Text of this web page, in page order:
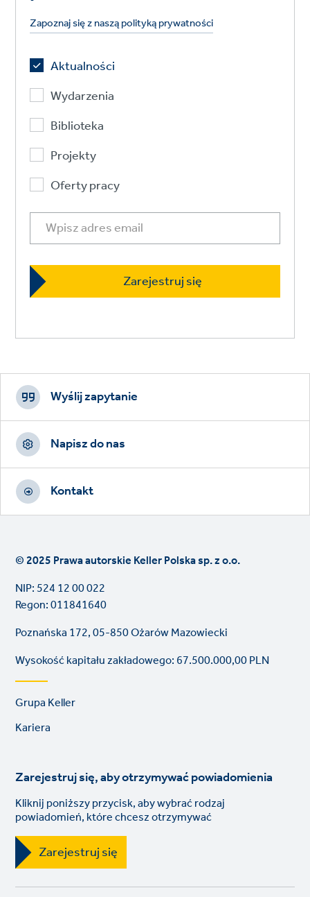
Zapoznaj się z naszą polityką prywatności
Aktualności
Wydarzenia
Biblioteka
Projekty
Oferty pracy
Footer
CTAs
Wyślij zapytanie
Napisz do nas
Kontakt
© 2025 Prawa autorskie Keller Polska sp. z o.o.
NIP: 524 12 00 022
Regon: 011841640
Poznańska 172, 05-850 Ożarów Mazowiecki
Wysokość kapitału zakładowego: 67.500.000,00 PLN
Footer
links
Grupa Keller
Kariera
Zarejestruj się, aby otrzymywać powiadomienia
Kliknij poniższy przycisk, aby wybrać rodzaj
powiadomień, które chcesz otrzymywać
Zarejestruj się